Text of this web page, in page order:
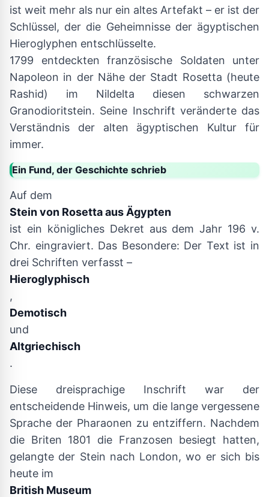
ist weit mehr als nur ein altes Artefakt – er ist der
Schlüssel, der die Geheimnisse der ägyptischen
Hieroglyphen entschlüsselte.
1799 entdeckten französische Soldaten unter
Napoleon in der Nähe der Stadt Rosetta (heute
Rashid) im Nildelta diesen schwarzen
Granodioritstein. Seine Inschrift veränderte das
Verständnis der alten ägyptischen Kultur für
immer.
Ein Fund, der Geschichte schrieb
Auf dem
Stein von Rosetta aus Ägypten
ist ein königliches Dekret aus dem Jahr 196 v.
Chr. eingraviert. Das Besondere: Der Text ist in
drei Schriften verfasst –
Hieroglyphisch
,
Demotisch
und
Altgriechisch
.
Diese dreisprachige Inschrift war der
entscheidende Hinweis, um die lange vergessene
Sprache der Pharaonen zu entziffern. Nachdem
die Briten 1801 die Franzosen besiegt hatten,
gelangte der Stein nach London, wo er sich bis
heute im
British Museum